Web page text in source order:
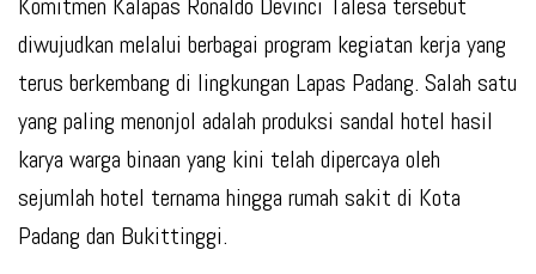
diwujudkan melalui berbagai program kegiatan kerja yang
terus berkembang di lingkungan Lapas Padang. Salah satu
yang paling menonjol adalah produksi sandal hotel hasil
karya warga binaan yang kini telah dipercaya oleh
sejumlah hotel ternama hingga rumah sakit di Kota
Padang dan Bukittinggi.